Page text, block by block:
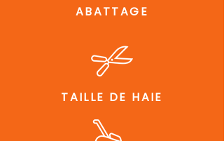
ABATTAGE
TAILLE DE HAIE